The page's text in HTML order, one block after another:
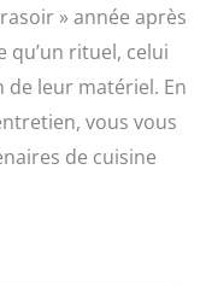
» année après
qu’un rituel, celui
leur matériel. En
vous vous
de cuisine